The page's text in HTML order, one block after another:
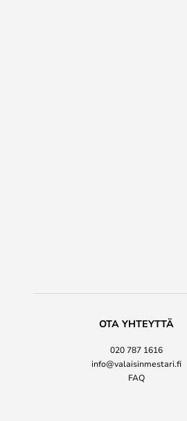
OTA YHTEYTTÄ
020 787 1616
info@valaisinmestari.fi
FAQ